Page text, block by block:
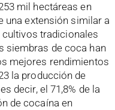
mil hectáreas en
una extensión similar a
cultivos tradicionales
siembras de coca han
mejores rendimientos
la producción de
decir, el 71,8% de la
de cocaína en